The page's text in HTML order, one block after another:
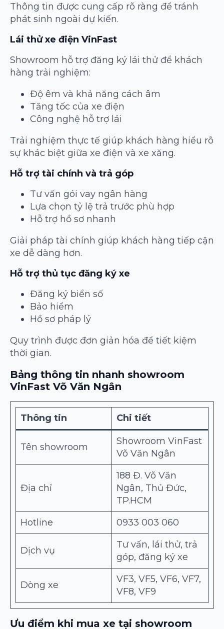
Thông tin được cung cấp rõ ràng để tránh
phát sinh ngoài dự kiến.
Lái thử xe điện VinFast
Showroom hỗ trợ đăng ký lái thử để khách
hàng trải nghiệm:
Độ êm và khả năng cách âm
Tăng tốc của xe điện
Công nghệ hỗ trợ lái
Trải nghiệm thực tế giúp khách hàng hiểu rõ
sự khác biệt giữa xe điện và xe xăng.
Hỗ trợ tài chính và trả góp
Tư vấn gói vay ngân hàng
Lựa chọn tỷ lệ trả trước phù hợp
Hỗ trợ hồ sơ nhanh
Giải pháp tài chính giúp khách hàng tiếp cận
xe dễ dàng hơn.
Hỗ trợ thủ tục đăng ký xe
Đăng ký biển số
Bảo hiểm
Hồ sơ pháp lý
Quy trình được đơn giản hóa để tiết kiệm
thời gian.
Bảng thông tin nhanh showroom
VinFast Võ Văn Ngân
Thông tin Chi tiết
Tên showroom
Showroom VinFast
Võ Văn Ngân
Địa chỉ
188 Đ. Võ Văn
Ngân, Thủ Đức,
TP.HCM
Hotline
0933 003 060
Dịch vụ
Tư vấn, lái thử, trả
góp, đăng ký xe
Dòng xe
VF3, VF5, VF6, VF7,
VF8, VF9
Ưu điểm khi mua xe tại showroom